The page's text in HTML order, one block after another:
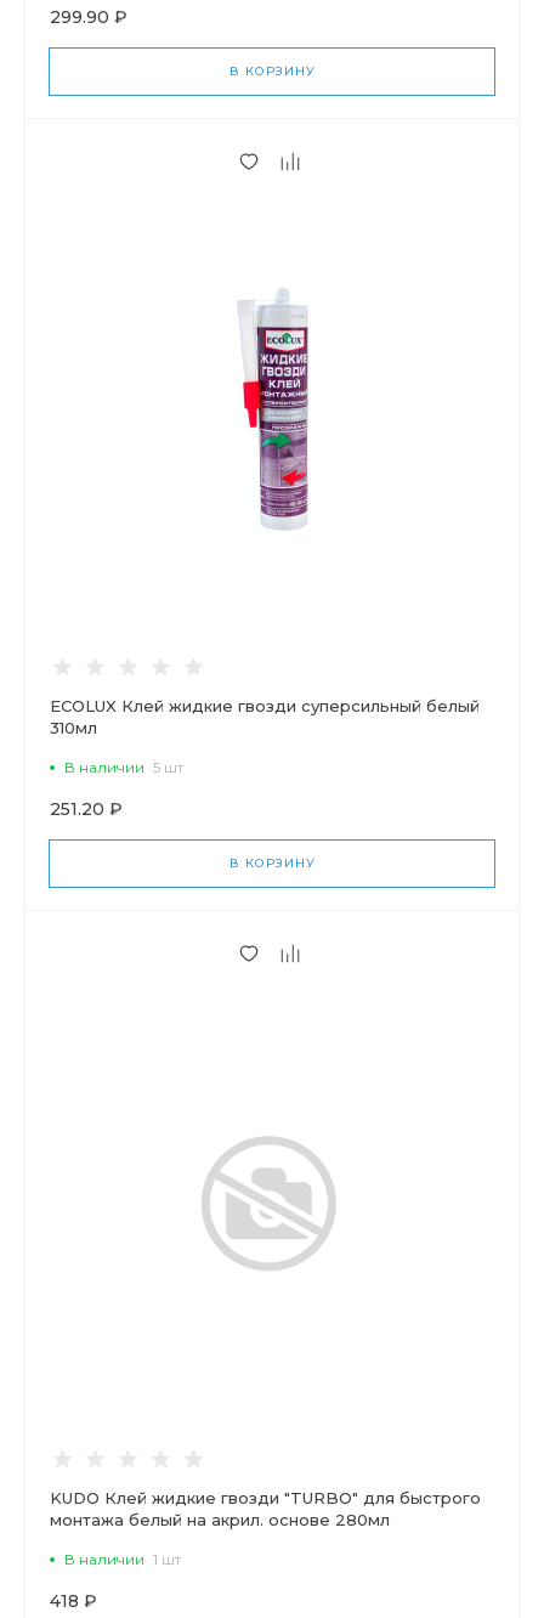
299.90 ₽
В КОРЗИНУ
ECOLUX Клей жидкие гвозди суперсильный белый
310мл
В наличии 5 шт
251.20 ₽
В КОРЗИНУ
KUDO Клей жидкие гвозди "TURBO" для быстрого
монтажа белый на акрил. основе 280мл
В наличии 1 шт
418 ₽